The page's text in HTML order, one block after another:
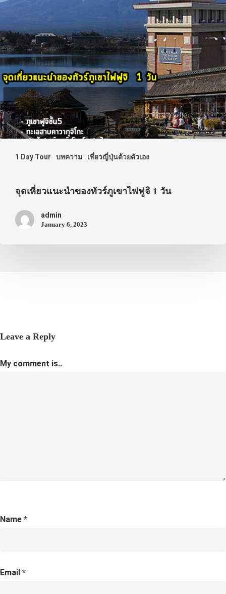
1 Day Tour บทความ เที่ยวญี่ปุ่นด้วยตัวเอง
จุดเที่ยวแนะนำของทัวร์ภูเขาไฟฟูจิ 1 วัน
admin
January 6, 2023
Leave a Reply
My comment is..
Name *
Email *